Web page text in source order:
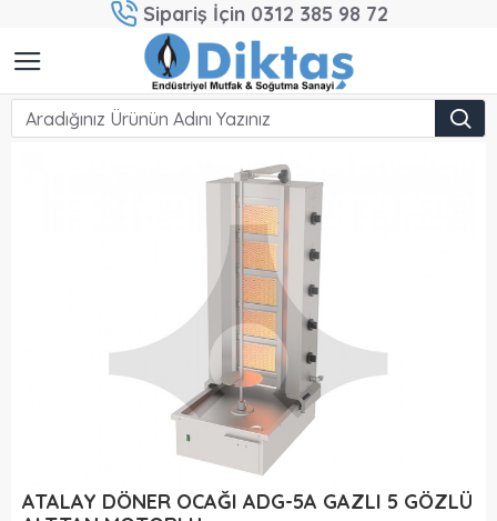
Sipariş İçin 0312 385 98 72
ATALAY DÖNER OCAĞI ADG-5A GAZLI 5 GÖZLÜ